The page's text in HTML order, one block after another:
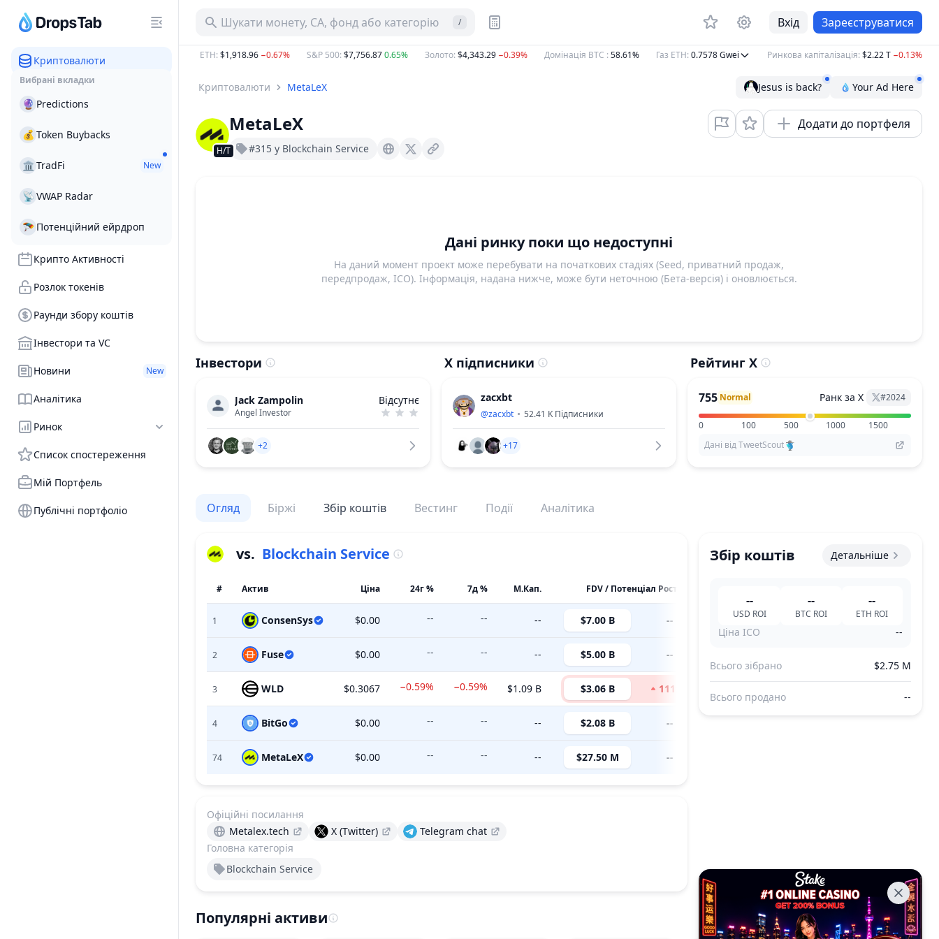
Криптовалюти
Вибрані вкладки
🔮 Predictions
💰 Token Buybacks
🏛 TradFi New
📡 VWAP Radar
🪂 Потенційний ейрдроп
Крипто Активності
Розлок токенів
Раунди збору коштів
Інвестори та VC
Новини New
Аналітика
Ринок
Список спостереження
Мій Портфель
Публічні портфоліо
Шукати монету, CA, фонд або категорію / Вхід Зареєструватися
B−22.34% ETH:$1,918.96−0.67% S&P 500:$7,756.870.65% Золото:$4,343.29−0.39% Домінація BTC: 58.61% Газ ETH:0.7578Gwei Ринкова капіталізація:$2.22 T −0.13%
Криптовалюти MetaLeX Jesus is back? Your Ad Here
Н/Т
MetaLeX Додати до портфеля
#315 у Blockchain Service X (Twitter)
Дані ринку поки що недоступні
На даний момент проект може перебувати на початкових стадіях (Seed, приватний продаж,
передпродаж, ICO). Інформація, надана нижче, може бути неточною (Бета-версія) і оновлюється.
Інвестори
Jack Zampolin
Angel Investor
Відсутнє
+2
X підписники
zacxbt
@zacxbt 52.41 K Підписники
+17
Рейтинг X
755 Normal Ранк за X #2024
0 100 500 1000
1500
Дані від TweetScout
Огляд Біржі Збір коштів Вестинг Події Аналітика
vs. Blockchain Service
# Актив Ціна 24г % 7д % М.Кап. FDV / Потенціал Росту
1 ConsenSys $0.00 -- -- -- $7.00 B --
2 Fuse $0.00 -- -- -- $5.00 B --
3 WLD $0.3067 −0.59% −0.59% $1.09 B $3.06 B 111
4 BitGo $0.00 -- -- -- $2.08 B --
74 MetaLeX $0.00 -- -- -- $27.50 M --
Збір коштів Детальніше
--
USD ROI
--
BTC ROI
--
ETH ROI
Ціна ICO --
Всього зібрано $2.75 M
Всього продано --
Головна категорія
Blockchain Service
Офіційні посилання
Metalex.tech
X (Twitter) Telegram chat
Популярні активи